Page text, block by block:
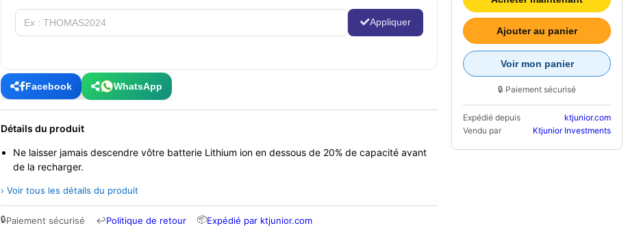
Appliquer
Facebook WhatsApp
Détails du produit
Ne laisser jamais descendre vôtre batterie Lithium ion en dessous de 20% de capacité avant
de la recharger.
› Voir tous les détails du produit
🔒Paiement sécurisé ↩Politique de retour 📦Expédié par ktjunior.com
Ajouter au panier
Voir mon panier
🔒 Paiement sécurisé
Expédié depuis
ktjunior.com
Vendu par
Ktjunior Investments